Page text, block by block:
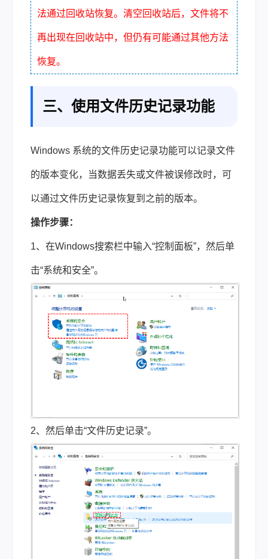
法通过回收站恢复。清空回收站后，文件将不
再出现在回收站中，但仍有可能通过其他方法
恢复。
三、使用文件历史记录功能
Windows 系统的文件历史记录功能可以记录文件
的版本变化，当数据丢失或文件被误修改时，可
以通过文件历史记录恢复到之前的版本。
操作步骤：
1、在Windows搜索栏中输入“控制面板”，然后单
击“系统和安全”。
2、然后单击“文件历史记录”。